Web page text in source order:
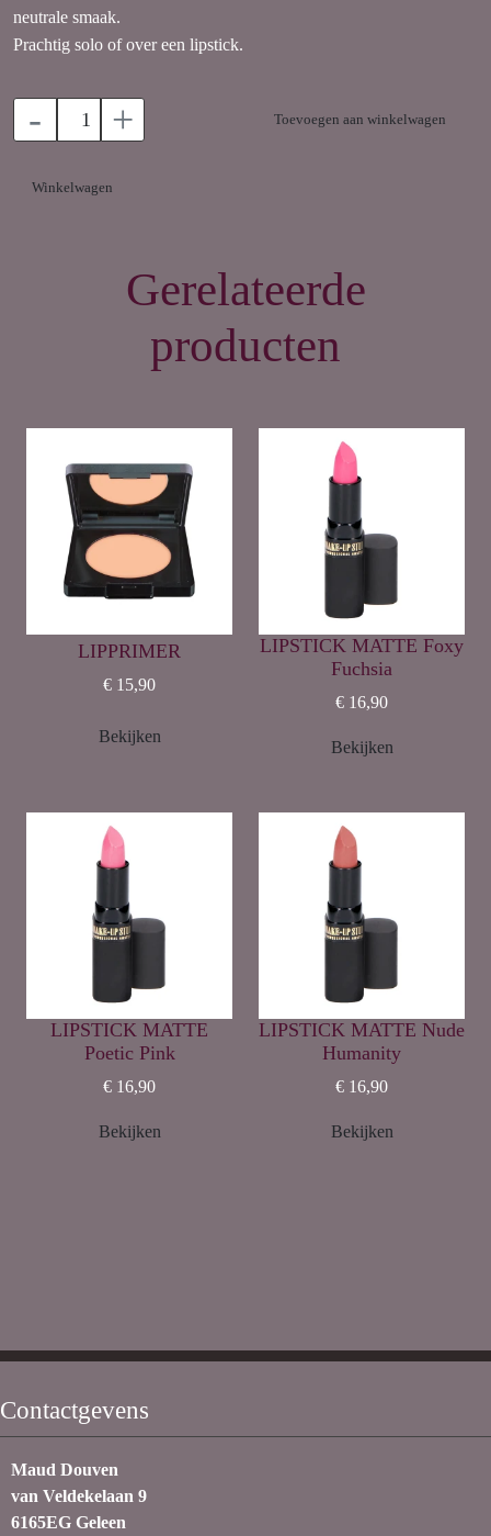
neutrale smaak.
Prachtig solo of over een lipstick.
- + Toevoegen aan winkelwagen
Winkelwagen
Gerelateerde
producten
LIPPRIMER
€ 15,90
Bekijken
LIPSTICK MATTE Foxy
Fuchsia
€ 16,90
Bekijken
LIPSTICK MATTE
Poetic Pink
€ 16,90
Bekijken
LIPSTICK MATTE Nude
Humanity
€ 16,90
Bekijken
Contactgevens
Maud Douven
van Veldekelaan 9
6165EG Geleen